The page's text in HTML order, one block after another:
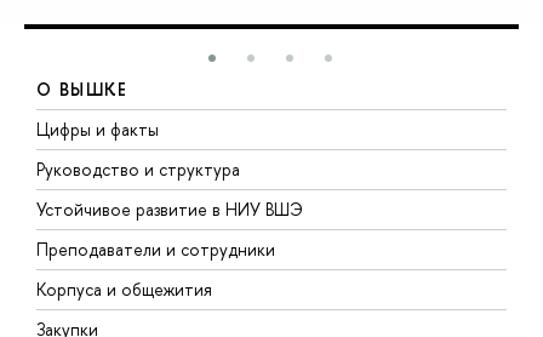
О ВЫШКЕ
Цифры и факты
Руководство и структура
Устойчивое развитие в НИУ ВШЭ
Преподаватели и сотрудники
Корпуса и общежития
Закупки